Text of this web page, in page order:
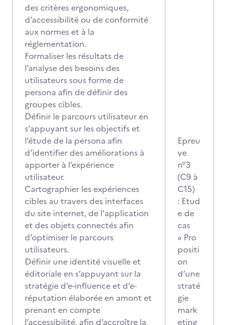
des critères ergonomiques,
d’accessibilité ou de conformité
aux normes et à la
réglementation.
Formaliser les résultats de
l’analyse des besoins des
utilisateurs sous forme de
persona afin de définir des
groupes cibles.
Définir le parcours utilisateur en
s’appuyant sur les objectifs et
l’étude de la persona afin
d’identifier des améliorations à
apporter à l’expérience
utilisateur.
Cartographier les expériences
cibles au travers des interfaces
du site internet, de l'application
et des objets connectés afin
d’optimiser le parcours
utilisateurs.
Définir une identité visuelle et
éditoriale en s’appuyant sur la
stratégie d’e-influence et d’e-
réputation élaborée en amont et
prenant en compte
l’accessibilité, afin d’accroître la
Epreu
ve
n°3
(C9 à
C15)
: Etud
e de
cas
« Pro
positi
on
d’une
straté
gie
mark
eting